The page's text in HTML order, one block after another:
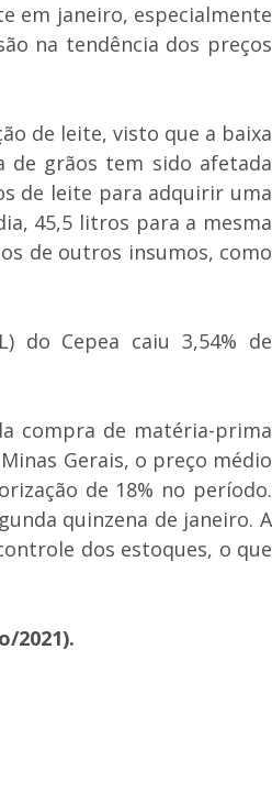
em janeiro, especialmente
na tendência dos preços
de leite, visto que a baixa
de grãos tem sido afetada
de leite para adquirir uma
45,5 litros para a mesma
de outros insumos, como
do Cepea caiu 3,54% de
compra de matéria-prima
Gerais, o preço médio
de 18% no período.
quinzena de janeiro. A
dos estoques, o que
2021).